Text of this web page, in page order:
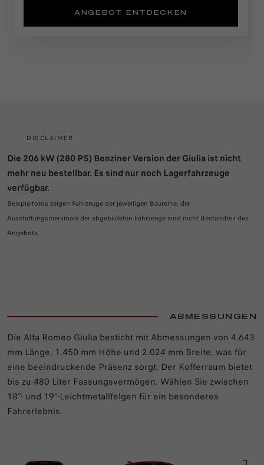
ANGEBOT ENTDECKEN
DISCLAIMER
Die 206 kW (280 PS) Benziner Version der Giulia ist nicht
mehr neu bestellbar. Es sind nur noch Lagerfahrzeuge
verfügbar.
Beispielfotos zeigen Fahrzeuge der jeweiligen Baureihe, die
Ausstattungsmerkmale der abgebildeten Fahrzeuge sind nicht Bestandteil des
Angebots.
ABMESSUNGEN
Die Alfa Romeo Giulia besticht mit Abmessungen von 4.643
mm Länge, 1.450 mm Höhe und 2.024 mm Breite, was für
eine beeindruckende Präsenz sorgt. Der Kofferraum bietet
bis zu 480 Liter Fassungsvermögen. Wählen Sie zwischen
18"- und 19"-Leichtmetallfelgen für ein besonderes
Fahrerlebnis.